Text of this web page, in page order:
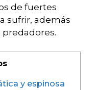
de fuertes
sufrir, además
y espinosa